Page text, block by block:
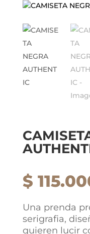
$
Una prenda
serigrafia,
quieren lucir